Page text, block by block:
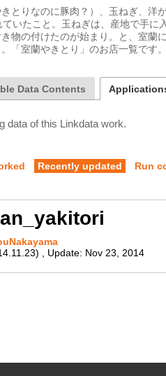
とりなのに豚肉？）、玉ねぎ、洋
いたこと。玉ねぎは、産地で手に
物の付けたのが始まり。と、室蘭
「室蘭やきとり」のお店一覧です
Data Contents
data of this Linkdata work.
Recently updated Run
Update: Nov 23, 2014